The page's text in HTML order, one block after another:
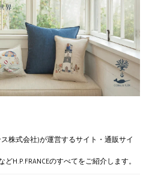
ス株式会社)が運営するサイト・通販サイ
H.P.FRANCEのすべてをご紹介します。